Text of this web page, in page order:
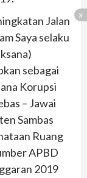
Jalan
Saya selaku
sebagai
Korupsi
– Jawai
Sambas
Ruang
APBD
2019